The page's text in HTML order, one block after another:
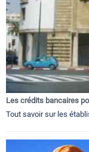
Les crédits bancaires
Tout savoir sur les